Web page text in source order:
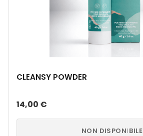
CLEANSY POWDER
14,00 €
NON DISPONIBILE